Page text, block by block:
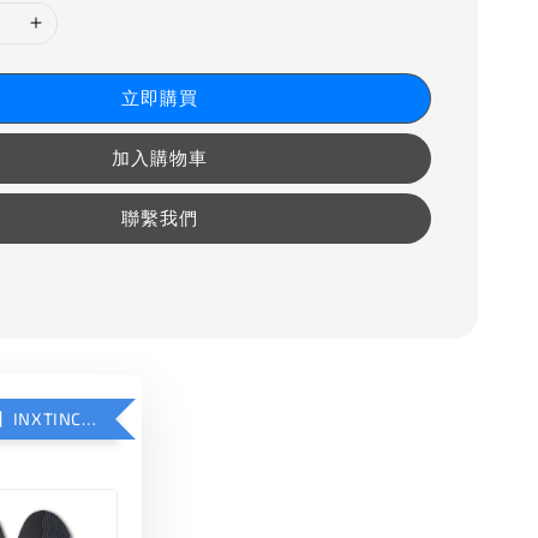
立即購買
加入購物車
聯繫我們
【加購優惠】INXTINCT 運動款鞋墊